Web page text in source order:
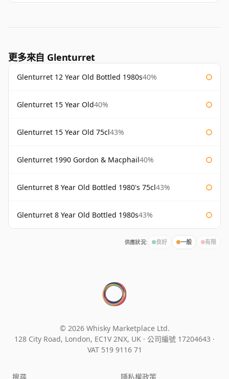
更多來自 Glenturret
Glenturret 12 Year Old Bottled 1980s40%
Glenturret 15 Year Old40%
Glenturret 15 Year Old 75cl43%
Glenturret 1990 Gordon & Macphail40%
Glenturret 8 Year Old Bottled 1980's 75cl43%
Glenturret 8 Year Old Bottled 1980s43%
供應狀況: 良好 一般 有限
© 2026 Whisky Marketplace Ltd.
128 City Road, London, EC1V 2NX, UK · 公司編號 17204643 ·
VAT 519 9116 71
搜尋 隱私權政策